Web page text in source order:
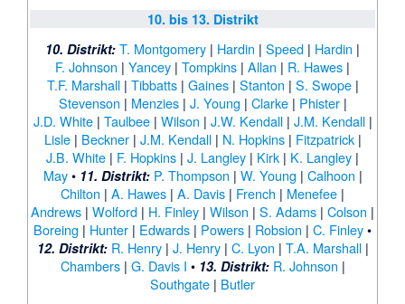
10. bis 13. Distrikt
10. Distrikt: T. Montgomery | Hardin | Speed | Hardin |
F. Johnson | Yancey | Tompkins | Allan | R. Hawes |
T.F. Marshall| Tibbatts| Gaines| Stanton | S. Swope|
Stevenson | Menzies| J. Young | Clarke| Phister|
J.D. White| Taulbee| Wilson | J.W. Kendall| J.M. Kendall|
Lisle| Beckner| J.M. Kendall| N. Hopkins| Fitzpatrick|
J.B. White | F. Hopkins | J. Langley | Kirk | K. Langley |
May• 11. Distrikt: P. Thompson | W. Young | Calhoon |
Chilton | A. Hawes | A. Davis | French | Menefee |
Andrews | Wolford | H. Finley | Wilson | S. Adams | Colson |
Boreing | Hunter | Edwards | Powers | Robsion | C. Finley•
12. Distrikt: R. Henry| J. Henry| C. Lyon | T.A. Marshall|
Chambers| G. Davis I • 13. Distrikt: R. Johnson |
Southgate | Butler